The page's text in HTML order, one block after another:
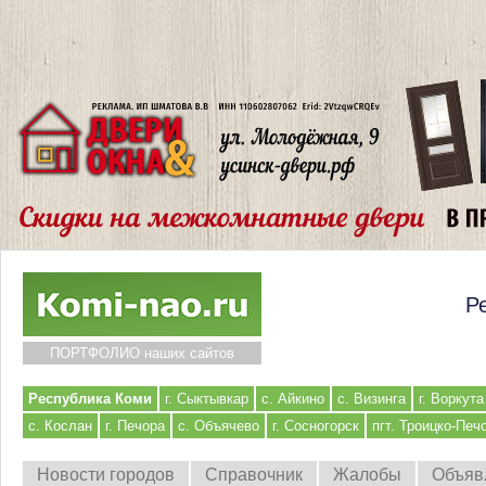
ПОРТФОЛИО наших сайтов
Республика Коми г. Сыктывкар с. Айкино с. Визинга
г. Воркута
с. Кослан
г. Печора с. Объячево г. Сосногорск пгт. Троицко-
Новости городов Справочник Жалобы